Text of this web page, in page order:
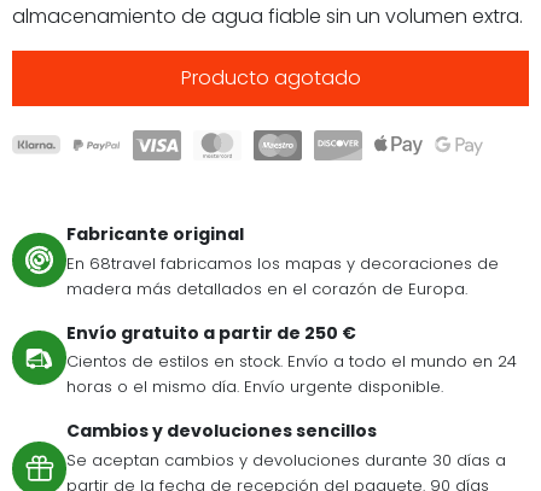
almacenamiento de agua fiable sin un volumen extra.
Producto agotado
Fabricante original
En 68travel fabricamos los mapas y decoraciones de
madera más detallados en el corazón de Europa.
Envío gratuito a partir de 250 €
Cientos de estilos en stock. Envío a todo el mundo en 24
horas o el mismo día. Envío urgente disponible.
Cambios y devoluciones sencillos
Se aceptan cambios y devoluciones durante 30 días a
partir de la fecha de recepción del paquete. 90 días